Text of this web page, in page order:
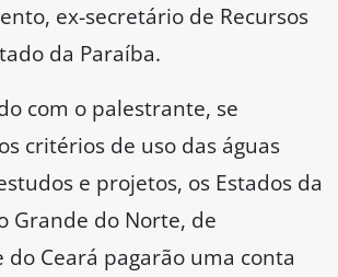
ex-secretário de Recursos
da Paraíba.
com o palestrante, se
critérios de uso das águas
e projetos, os Estados da
Grande do Norte, de
do Ceará pagarão uma conta